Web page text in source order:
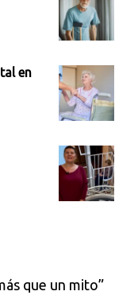
en
que un mito”